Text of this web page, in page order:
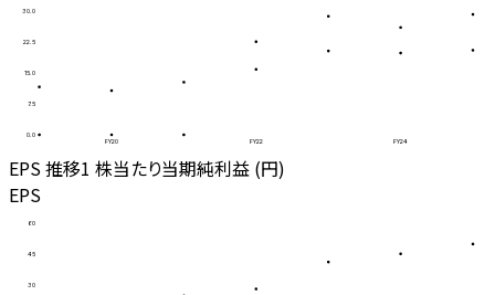
0.0
7.5
15.0
22.5
30.0
FY20 FY22 FY24
EPS 推移1 株当たり当期純利益 (円)
EPS
30
45
60